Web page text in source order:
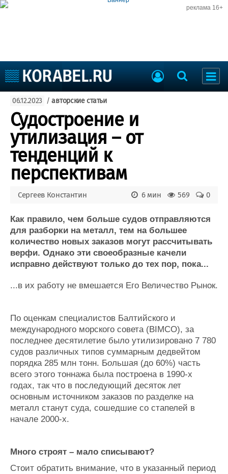
реклама 16+
Судоходство
Судоремонт
События
Пресс-релизы
Порты
Рыболовство
ВМФ
Образование
Яхты и катера
Еще
Пульс
Новости
Компании
Репутация
Работа
Журнал
Доска объявлений
Продажа флота
Оборудование
Изделия
Материалы
Конференции
Выставки и семинары
Личности
Словарь
Флот
Галерея флота
Форум
Отзывы
Все службы
06.12.2023 /авторские статьи
Судостроение и
утилизация – от
тенденций к
перспективам
Сергеев Константин 0
569
6 мин
Как правило, чем больше судов отправляются
для разборки на металл, тем на большее
количество новых заказов могут рассчитывать
верфи. Однако эти своеобразные качели
исправно действуют только до тех пор, пока...
...в их работу не вмешается Его Величество Рынок.
По оценкам специалистов Балтийского и
международного морского совета (BIMCO), за
последнее десятилетие было утилизировано 7 780
судов различных типов суммарным дедвейтом
порядка 285 млн тонн. Большая (до 60%) часть
всего этого тоннажа была построена в 1990-х
годах, так что в последующий десяток лет
основным источником заказов по разделке на
металл станут суда, сошедшие со стапелей в
начале 2000-х.
Много строят – мало списывают?
Стоит обратить внимание, что в указанный период